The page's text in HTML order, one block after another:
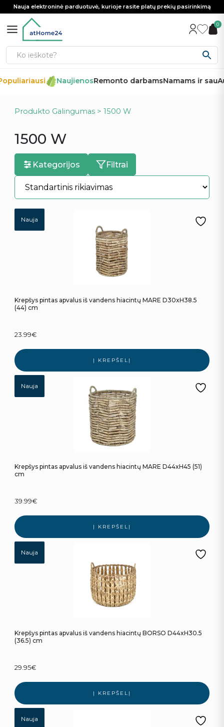
Nauja elektroninė parduotuvė, kurioje rasite platų prekių pasirinkimą
0
NaujienosRemonto darbamsNamams ir sau
Produkto Galingumas > 1500 W
1500 W
Kategorijos Filtrai
Nauja
Krepšys pintas apvalus iš vandens hiacintų MARE D30xH38.5
(44) cm
23.99€
Į KREPŠELĮ
Nauja
Krepšys pintas apvalus iš vandens hiacintų MARE D44xH45 (51)
cm
39.99€
Į KREPŠELĮ
Nauja
Krepšys pintas apvalus iš vandens hiacintų BORSO D44xH30.5
(36.5) cm
29.95€
Į KREPŠELĮ
Nauja